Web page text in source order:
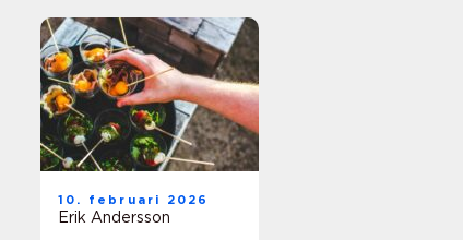
10. februari 2026
Erik Andersson